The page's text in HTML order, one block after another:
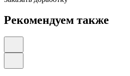
Рекомендуем также